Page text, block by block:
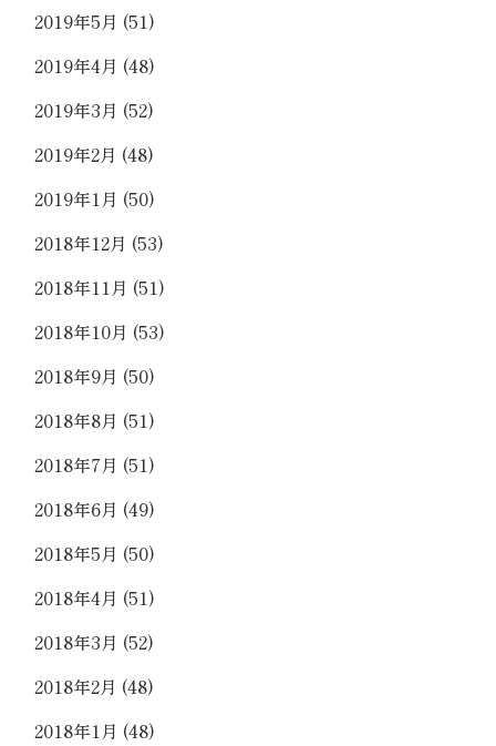
2019年5月 (51)
2019年4月 (48)
2019年3月 (52)
2019年2月 (48)
2019年1月 (50)
2018年12月 (53)
2018年11月 (51)
2018年10月 (53)
2018年9月 (50)
2018年8月 (51)
2018年7月 (51)
2018年6月 (49)
2018年5月 (50)
2018年4月 (51)
2018年3月 (52)
2018年2月 (48)
2018年1月 (48)